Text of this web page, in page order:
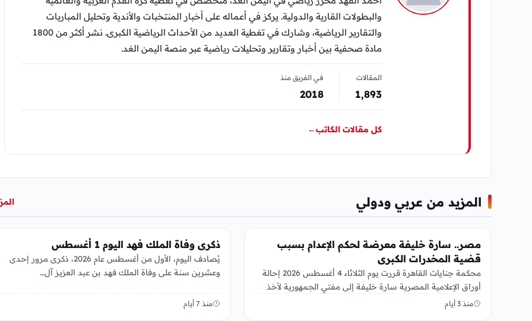
والبطولات القارية والدولية. يركز في أعماله على أخبار المنتخبات والأندية وتحليل المباريات
والتقارير الرياضية، وشارك في تغطية العديد من الأحداث الرياضية الكبرى. نشر أكثر من 1800
مادة صحفية بين أخبار وتقارير وتحليلات رياضية عبر منصة اليمن الغد.
المقالات
1٬893
في الفريق منذ
2018
كل مقالات الكاتب←
المزيد من عربي ودولي
مصر.. سارة خليفة معرضة لحكم الإعدام بسبب
قضية المخدرات الكبرى
محكمة جنايات القاهرة قررت يوم الثلاثاء 4 أغسطس 2026 إحالة
أوراق الإعلامية المصرية سارة خليفة إلى مفتي الجمهورية لأخذ
الرأي…
منذ 3 أيام
ذكرى وفاة الملك فهد اليوم 1 أغسطس
يُصادف اليوم، الأول من أغسطس عام 2026، ذكرى مرور إحدى
وعشرين سنة على وفاة الملك فهد بن عبد العزيز آل…
منذ 7 أيام